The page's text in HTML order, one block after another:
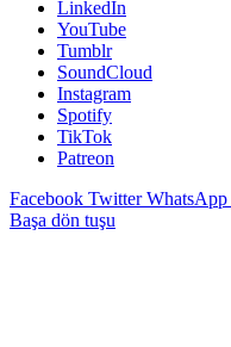
LinkedIn
YouTube
Tumblr
SoundCloud
Instagram
Spotify
TikTok
Patreon
Facebook Twitter WhatsApp
Başa dön tuşu